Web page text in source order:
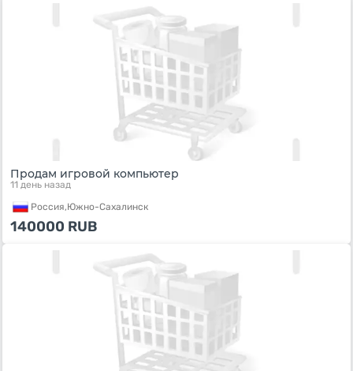
Продам игровой компьютер
11 день назад
Россия,Южно-Сахалинск
140000 RUB